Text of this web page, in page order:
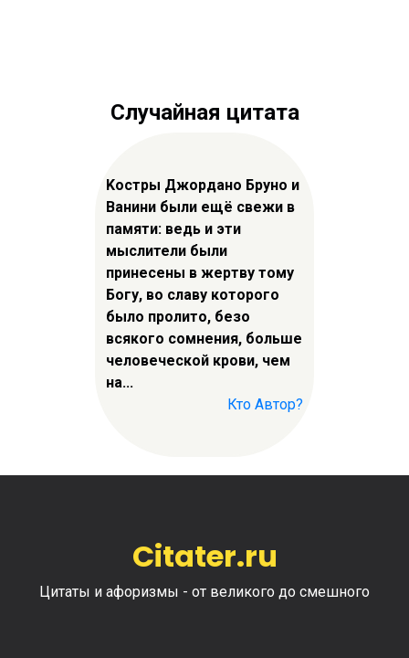
Случайная цитата
Kостры Джордано Бруно и
Ванини были ещё свежи в
памяти: ведь и эти
мыслители были
принесены в жертву тому
Богу, во славу которого
было пролито, безо
всякого сомнения, больше
человеческой крови, чем
на...
Кто Автор?
Citater.ru
Цитаты и афоризмы - от великого до смешного